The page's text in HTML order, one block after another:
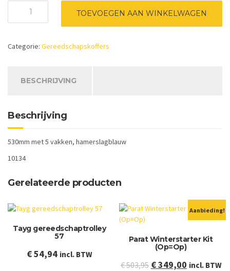
gereedschapkist
TOEVOEGEN AAN WINKELWAGEN
Categorie: Gereedschapskoffers
BESCHRIJVING
Beschrijving
530mm met 5 vakken, hamerslagblauw
10134
Gerelateerde producten
Tayg gereedschaptrolley
57
€54,94 incl. BTW
Aanbieding!
Parat Winterstarter Kit
(Op=Op)
€503,95 Oorspronkelijke
€349,00Huidige
incl. BTW